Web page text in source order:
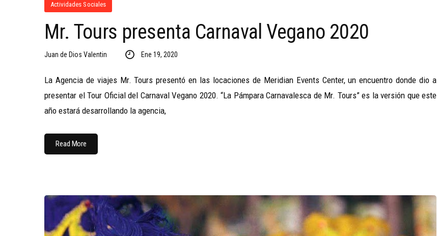
Actividades Sociales
Mr. Tours presenta Carnaval Vegano 2020
Juan de Dios Valentin Ene 19, 2020
La Agencia de viajes Mr. Tours presentó en las locaciones de Meridian Events Center, un encuentro donde dio a
presentar el Tour Oficial del Carnaval Vegano 2020. “La Pámpara Carnavalesca de Mr. Tours” es la versión que este
año estará desarrollando la agencia,
Read More